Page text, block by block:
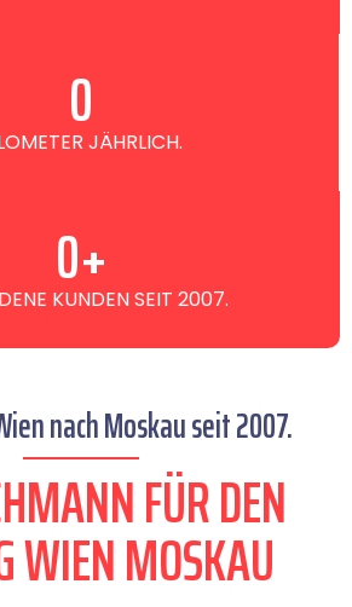
JÄHRLICH.
0
KUNDEN SEIT 2007.
0+
nach Moskau seit 2007.
FÜR DEN
WIEN MOSKAU